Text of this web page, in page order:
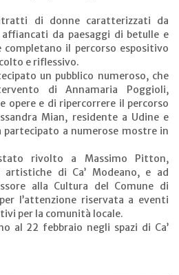
ritratti di donne caratterizzati da
affiancati da paesaggi di betulle e
il percorso espositivo
e riflessivo.
un pubblico numeroso, che
di Annamaria Poggioli,
opere e di ripercorrere il percorso
Mian, residente a Udine e
a numerose mostre in
rivolto a Massimo Pitton,
di Ca’ Modeano, e ad
alla Cultura del Comune di
l’attenzione riservata a eventi
per la comunità locale.
al 22 febbraio negli spazi di Ca’